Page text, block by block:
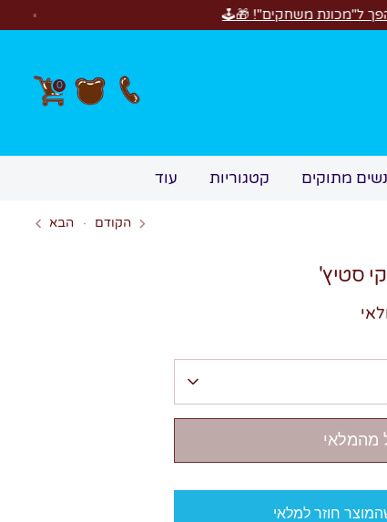
0
מתוקים קטגוריות עוד
הקודם הבא
סטיץ'
מהמלאי
חוזר למלאי